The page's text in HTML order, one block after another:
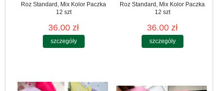
Roz Standard, Mix Kolor Paczka
12 szt
36.00 zł
szczegóły
Roz Standard, Mix Kolor Paczka
12 szt
36.00 zł
szczegóły